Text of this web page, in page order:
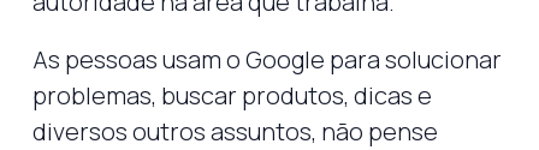
As pessoas usam o Google para solucionar
problemas, buscar produtos, dicas e
diversos outros assuntos, não pense